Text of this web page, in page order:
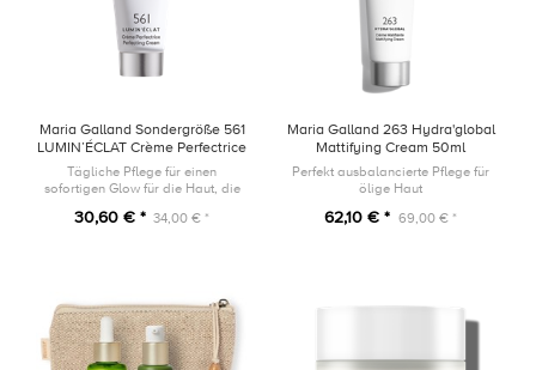
Maria Galland Sondergröße 561
LUMIN’ÉCLAT Crème Perfectrice
20ml
Tägliche Pflege für einen
sofortigen Glow für die Haut, die
ausgesetzt ist.
30,60 € * 34,00 € *
Maria Galland 263 Hydra'global
Mattifying Cream 50ml
Perfekt ausbalancierte Pflege für
ölige Haut
62,10 € * 69,00 € *